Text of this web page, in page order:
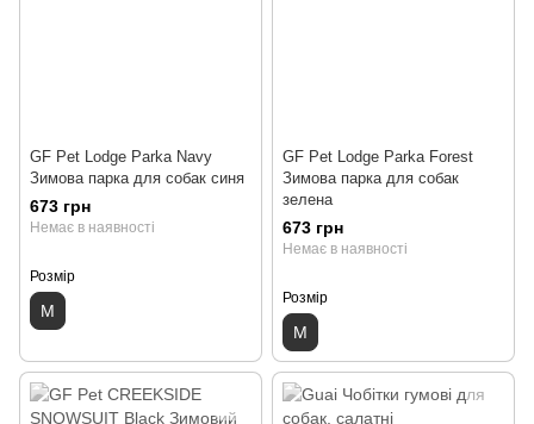
GF Pet Lodge Parka Navy
Зимова парка для собак синя
673 грн
Немає в наявності
Розмір
M
GF Pet Lodge Parka Forest
Зимова парка для собак
зелена
673 грн
Немає в наявності
Розмір
M